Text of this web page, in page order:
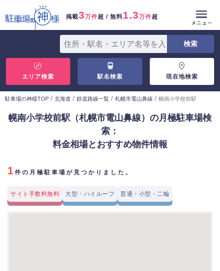
掲載3万件超 / 無料1.3万件超
エリア検索 駅名検索 現在地検索
駐車場の神様TOP / 北海道 / 鉄道路線一覧 / 札幌市電山鼻線 / 幌南小学校前駅
幌南小学校前駅（札幌市電山鼻線）の月極駐車場検
索：
料金相場とおすすめ物件情報
1 件の月極駐車場が見つかりました。
サイト手数料無料 大型・ハイルーフ 普通・小型・二輪